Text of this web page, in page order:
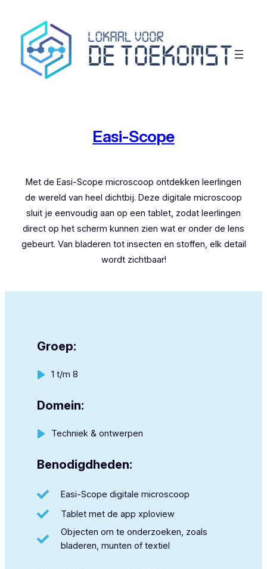
inhoud
Easi-Scope
Met de Easi-Scope microscoop ontdekken leerlingen
de wereld van heel dichtbij. Deze digitale microscoop
sluit je eenvoudig aan op een tablet, zodat leerlingen
direct op het scherm kunnen zien wat er onder de lens
gebeurt. Van bladeren tot insecten en stoffen, elk detail
wordt zichtbaar!
Groep:
1 t/m 8
Domein:
Techniek & ontwerpen
Benodigdheden:
Easi-Scope digitale microscoop
Tablet met de app xploview
Objecten om te onderzoeken, zoals
bladeren, munten of textiel